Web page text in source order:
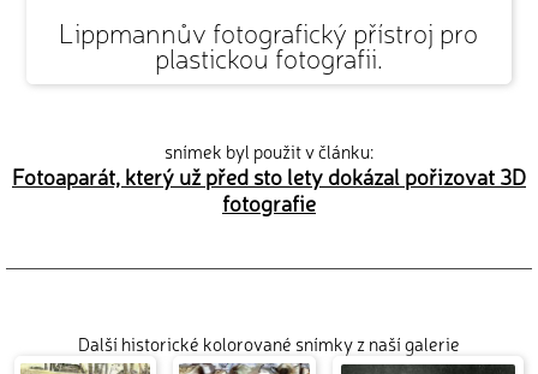
Lippmannův fotografický přístroj pro
plastickou fotografii.
snímek byl použit v článku:
Fotoaparát, který už před sto lety dokázal pořizovat 3D
fotografie
Další historické kolorované snímky z naší galerie